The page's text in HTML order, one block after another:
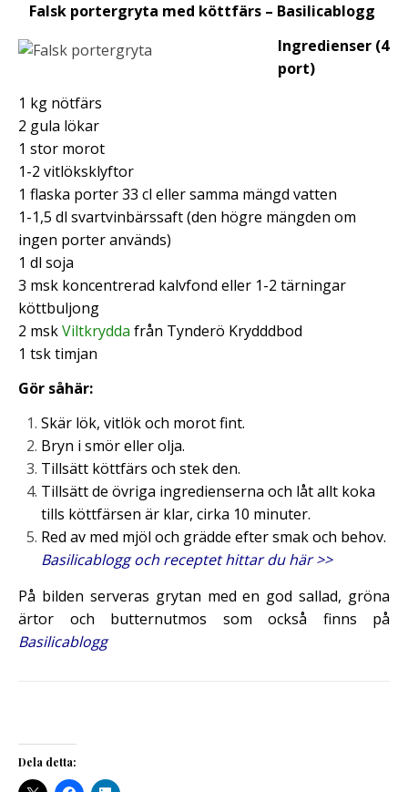
Falsk portergryta med köttfärs – Basilicablogg
Ingredienser (4
port)
1 kg nötfärs
2 gula lökar
1 stor morot
1-2 vitlöksklyftor
1 flaska porter 33 cl eller samma mängd vatten
1-1,5 dl svartvinbärssaft (den högre mängden om
ingen porter används)
1 dl soja
3 msk koncentrerad kalvfond eller 1-2 tärningar
köttbuljong
2 mskViltkrydda från Tynderö Krydddbod
1 tsk timjan
Gör såhär:
Skär lök, vitlök och morot fint.
Bryn i smör eller olja.
Tillsätt köttfärs och stek den.
Tillsätt de övriga ingredienserna och låt allt koka
tills köttfärsen är klar, cirka 10 minuter.
Red av med mjöl och grädde efter smak och behov.
Basilicablogg och receptet hittar du här >>
På bilden serveras grytan med en god sallad, gröna
ärtor och butternutmos som också finns på
Basilicablogg
Dela detta: